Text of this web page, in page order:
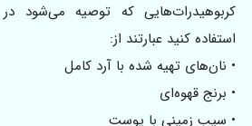
کربوهیدرات‌هایی که توصیه می‌شود در
استفاده کنید عبارتند از:
• نان‌های تهیه شده با آرد کامل
• برنج قهوه‌ای
• سیب‌ زمینی با پوست